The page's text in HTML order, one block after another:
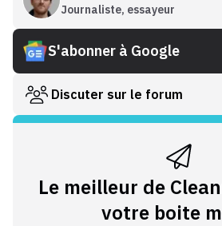
Journaliste, essayeur
S'abonner à Google
Discuter sur le forum
Le meilleur de
votre boite